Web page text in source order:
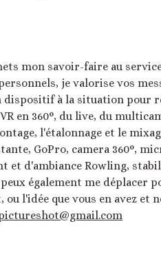
mon savoir-faire au
je valorise vos
à la situation pour
en 360°, du live, du
l'étalonnage et le
GoPro, camera 360°,
et d'ambiance Rowling,
également me déplacer
l'idée que vous en avez et